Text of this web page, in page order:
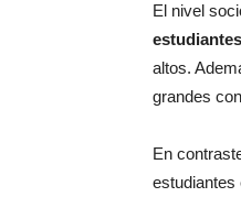
El nivel
altos.
grandes
En
estudiantes